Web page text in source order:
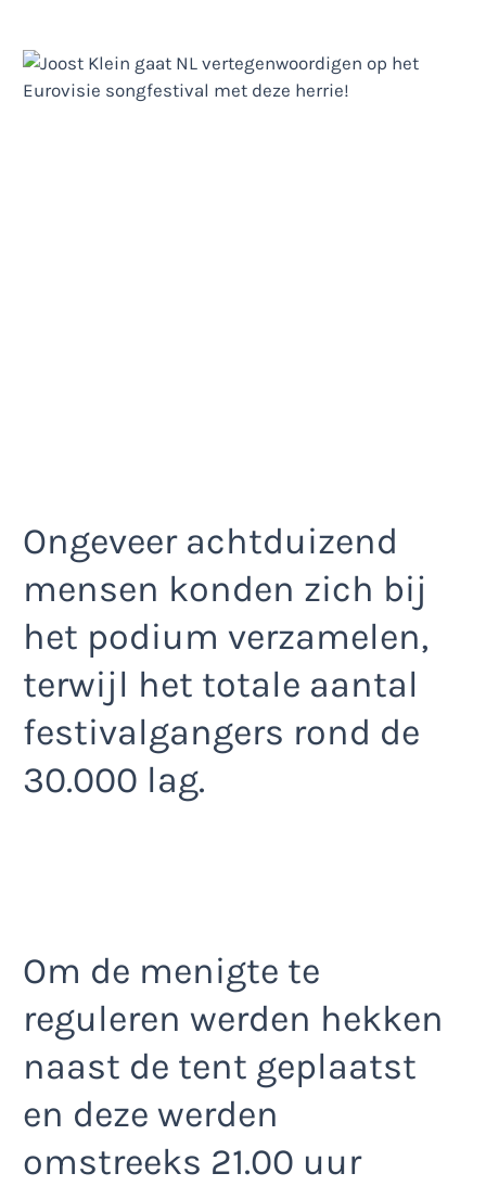
Ongeveer achtduizend
mensen konden zich bij
het podium verzamelen,
terwijl het totale aantal
festivalgangers rond de
30.000 lag.
Om de menigte te
reguleren werden hekken
naast de tent geplaatst
en deze werden
omstreeks 21.00 uur